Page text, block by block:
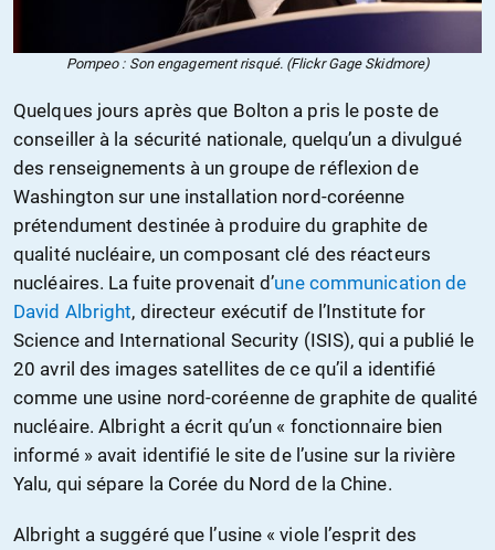
Pompeo : Son engagement risqué. (Flickr Gage Skidmore)
Quelques jours après que Bolton a pris le poste de
conseiller à la sécurité nationale, quelqu’un a divulgué
des renseignements à un groupe de réflexion de
Washington sur une installation nord-coréenne
prétendument destinée à produire du graphite de
qualité nucléaire, un composant clé des réacteurs
nucléaires. La fuite provenait d’une communication de
David Albright, directeur exécutif de l’Institute for
Science and International Security (ISIS), qui a publié le
20 avril des images satellites de ce qu’il a identifié
comme une usine nord-coréenne de graphite de qualité
nucléaire. Albright a écrit qu’un « fonctionnaire bien
informé » avait identifié le site de l’usine sur la rivière
Yalu, qui sépare la Corée du Nord de la Chine.
Albright a suggéré que l’usine « viole l’esprit des